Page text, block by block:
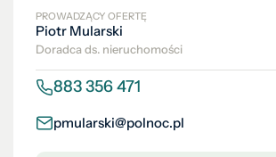
PROWADZĄCY OFERTĘ
Piotr Mularski
Doradca ds. nieruchomości
883 356 471
pmularski@polnoc.pl